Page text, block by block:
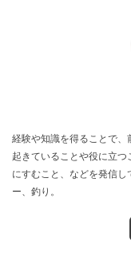
経験や知識を得ることで
起きていることや役に立
にすむこと、などを発信
ー、釣り。